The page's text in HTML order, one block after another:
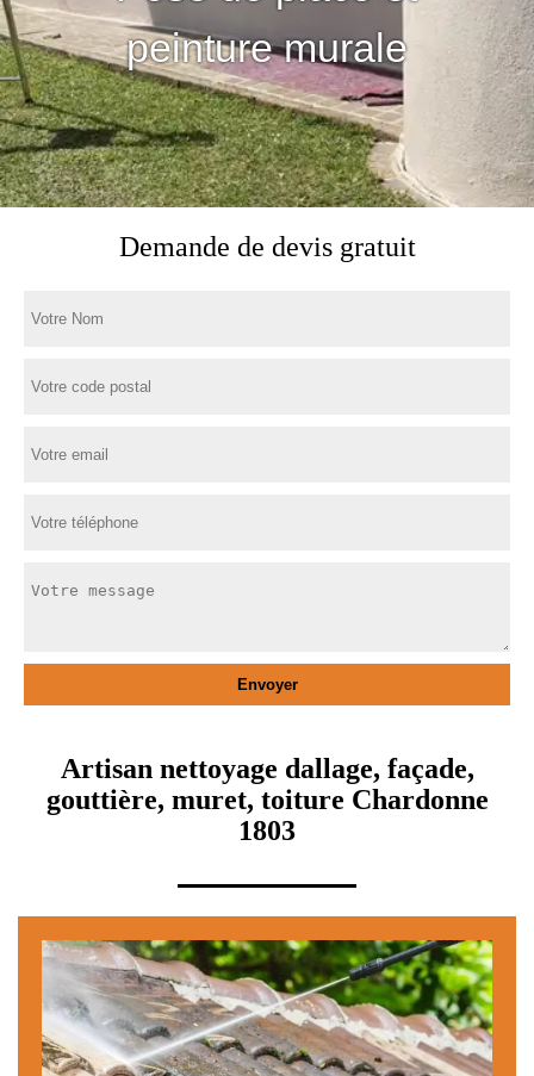
peinture murale
Demande de devis gratuit
Artisan nettoyage dallage, façade,
gouttière, muret, toiture Chardonne
1803